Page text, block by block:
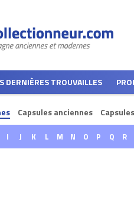
DERNIÈRES TROUVAILLES
Capsules anciennes
I J K L M N O P Q R